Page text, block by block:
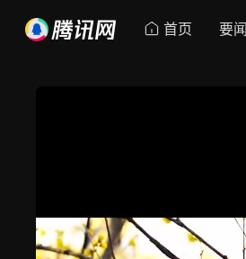
首页 要闻